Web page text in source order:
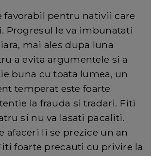
favorabil pentru nativii care
Progresul le va imbunatati
mai ales dupa luna
a evita argumentele si a
buna cu toata lumea, un
temperat este foarte
la frauda si tradari. Fiti
si nu va lasati pacaliti.
afaceri li se prezice un an
foarte precauti cu privire la